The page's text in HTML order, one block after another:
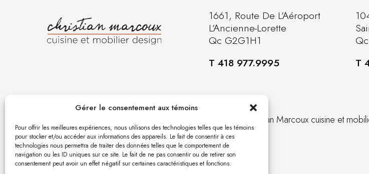
Gérer le consentement aux témoins
Pour offrir les meilleures expériences, nous utilisons des technologies telles que les témoins
pour stocker et/ou accéder aux informations des appareils. Le fait de consentir à ces
technologies nous permettra de traiter des données telles que le comportement de
navigation ou les ID uniques sur ce site. Le fait de ne pas consentir ou de retirer son
consentement peut avoir un effet négatif sur certaines caractéristiques et fonctions.
1661, Route De L’Aéroport
L’Ancienne-Lorette
Qc G2G1H1
T 418 977.9995
T
R.B.Q. 5620-4514-01 | © 2026 Christian Marcoux cuisine et